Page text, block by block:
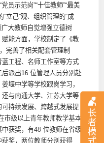
长
者
模
式
员示范岗”“十佳教师”“最美
立己”观、组织管理的“成
广大教师自觉增强立德树
能方面，学校制定了《教
完善了相关配套管理制
工程、名师工作室等方式
派出16 位管理人员分别赴
堰中学等学校跟岗学习，
与南通大学、江苏大学等
持续发展、跨越式发展提
市级以上青年教师教学基本
获奖，有48 位教师在省级
奖，两位教师分别获得